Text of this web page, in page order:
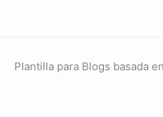
Plantilla para Blogs basada